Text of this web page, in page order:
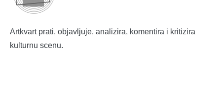
Artkvart prati, objavljuje, analizira, komentira i kritizira
kulturnu scenu.